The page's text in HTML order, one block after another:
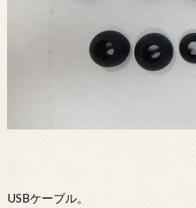
USBケーブル。